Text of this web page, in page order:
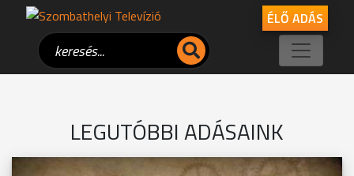
ÉLŐ ADÁS
LEGUTÓBBI ADÁSAINK